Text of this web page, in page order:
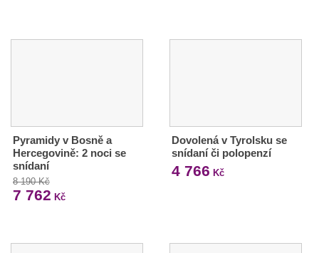
Pyramidy v Bosně a
Hercegovině: 2 noci se
snídaní
8 190 Kč
7 762 Kč
Dovolená v Tyrolsku se
snídaní či polopenzí
4 766 Kč